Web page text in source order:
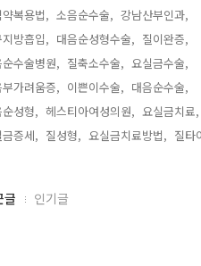
복용법, 소음순수술, 강남산부인과,
지방흡입, 대음순성형수술, 질이완증,
수술병원, 질축소수술, 요실금수술,
가려움증, 이쁜이수술, 대음순수술,
성형, 헤스티아여성의원, 요실금치료,
증세, 질성형, 요실금치료방법, 질타
글 인기글